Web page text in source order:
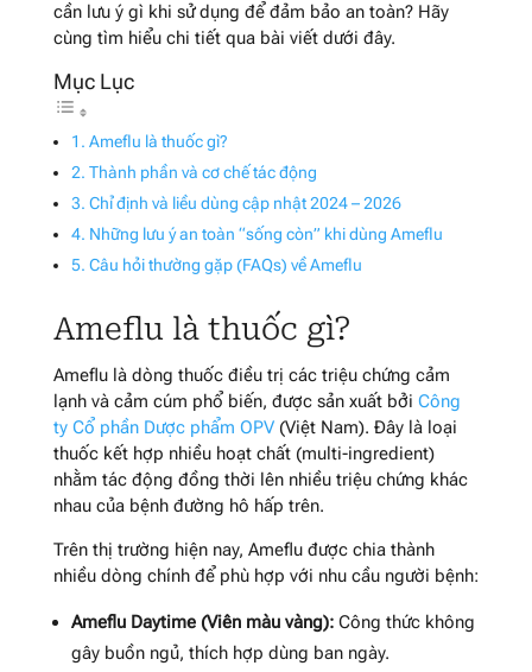
cần lưu ý gì khi sử dụng để đảm bảo an toàn? Hãy
cùng tìm hiểu chi tiết qua bài viết dưới đây.
Ameflu là thuốc gì?
Thành phần và cơ chế tác động
Chỉ định và liều dùng cập nhật 2024 – 2026
Những lưu ý an toàn “sống còn” khi dùng Ameflu
Câu hỏi thường gặp (FAQs) về Ameflu
Ameflu là thuốc gì?
Ameflu là dòng thuốc điều trị các triệu chứng cảm
lạnh và cảm cúm phổ biến, được sản xuất bởi Công
ty Cổ phần Dược phẩm OPV(Việt Nam). Đây là loại
thuốc kết hợp nhiều hoạt chất (multi-ingredient)
nhằm tác động đồng thời lên nhiều triệu chứng khác
nhau của bệnh đường hô hấp trên.
Trên thị trường hiện nay, Ameflu được chia thành
nhiều dòng chính để phù hợp với nhu cầu người bệnh:
Ameflu Daytime (Viên màu vàng):Công thức không
gây buồn ngủ, thích hợp dùng ban ngày.